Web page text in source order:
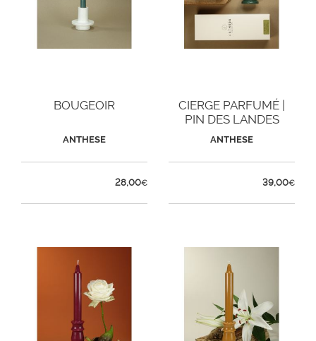
BOUGEOIR
ANTHESE
28,00€
CIERGE PARFUMÉ |
PIN DES LANDES
ANTHESE
39,00€